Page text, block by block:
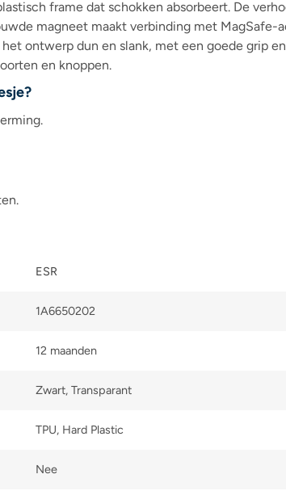
frame dat schokken absorbeert. De
magneet maakt verbinding met MagSafe-
ontwerp dun en slank, met een goede grip
en knoppen.
ESR
1A6650202
12 maanden
Zwart, Transparant
TPU, Hard Plastic
Nee